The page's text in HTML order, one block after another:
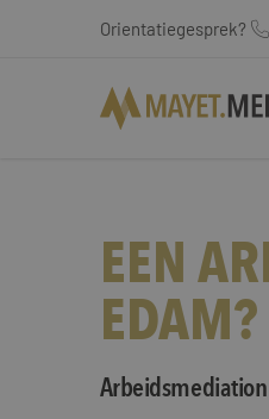
Orientatiegesprek?
EEN
EDAM?